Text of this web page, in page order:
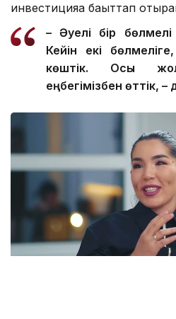
инвестицияға бағыттап
– Әуелі бір
Кейін екі
көштік. Осы
еңбегімізбен өттік, –